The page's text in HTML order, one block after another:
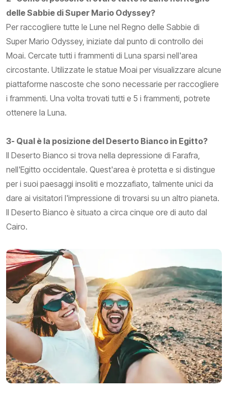
delle Sabbie di Super Mario Odyssey?
Per raccogliere tutte le Lune nel Regno delle Sabbie di
Super Mario Odyssey, iniziate dal punto di controllo dei
Moai. Cercate tutti i frammenti di Luna sparsi nell'area
circostante. Utilizzate le statue Moai per visualizzare alcune
piattaforme nascoste che sono necessarie per raccogliere
i frammenti. Una volta trovati tutti e 5 i frammenti, potrete
ottenere la Luna.
3- Qual è la posizione del Deserto Bianco in Egitto?
Il Deserto Bianco si trova nella depressione di Farafra,
nell'Egitto occidentale. Quest'area è protetta e si distingue
per i suoi paesaggi insoliti e mozzafiato, talmente unici da
dare ai visitatori l'impressione di trovarsi su un altro pianeta.
Il Deserto Bianco è situato a circa cinque ore di auto dal
Cairo.